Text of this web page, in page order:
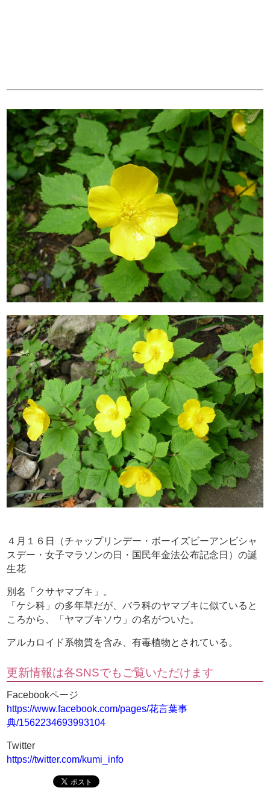
４月１６日（チャップリンデー・ボーイズビーアンビシャ
スデー・女子マラソンの日・国民年金法公布記念日）の誕
生花
別名「クサヤマブキ」。
「ケシ科」の多年草だが、バラ科のヤマブキに似ていると
ころから、「ヤマブキソウ」の名がついた。
アルカロイド系物質を含み、有毒植物とされている。
更新情報は各SNSでもご覧いただけます
Facebookページ
https://www.facebook.com/pages/花言葉事
典/1562234693993104
Twitter
https://twitter.com/kumi_info